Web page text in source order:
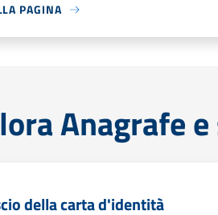
PAGINA
Anagrafe
della carta d'identità